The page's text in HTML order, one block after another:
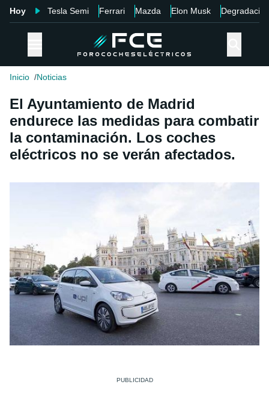
Hoy Tesla Semi Ferrari Mazda Elon Musk Degradación
Inicio Noticias
El Ayuntamiento de Madrid
endurece las medidas para combatir
la contaminación. Los coches
eléctricos no se verán afectados.